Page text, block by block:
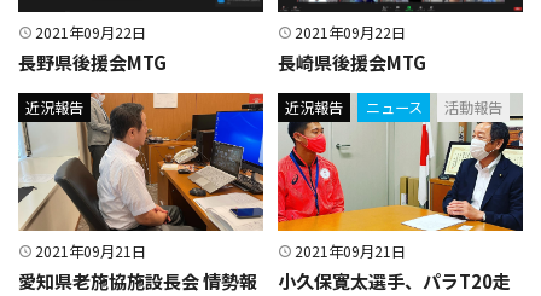
2021年09月22日
長野県後援会MTG
2021年09月22日
長崎県後援会MTG
2021年09月21日
愛知県老施協施設長会 情勢報
近況報告
2021年09月21日
小久保寛太選手、パラT20走
近況報告 ニュース 活動報告